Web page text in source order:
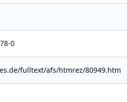
0
fulltext/afs/htmrez/80949.htm